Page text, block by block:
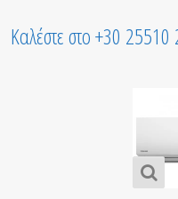
Καλέστε στο +30